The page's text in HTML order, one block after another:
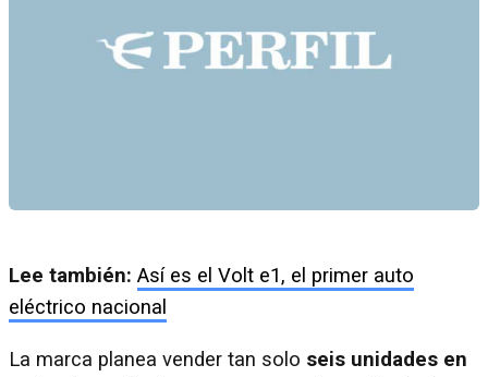
Lee también: Así es el Volt e1, el primer auto
eléctrico nacional
La marca planea vender tan solo seis unidades en